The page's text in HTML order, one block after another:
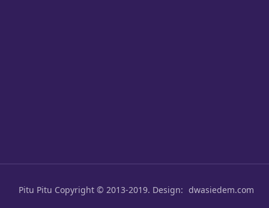
Pitu Pitu Copyright © 2013-2019. Design: dwasiedem.com